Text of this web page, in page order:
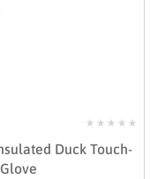
Duck Touch-